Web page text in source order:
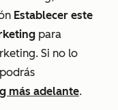
Establecer este
para
Si no lo
más adelante.